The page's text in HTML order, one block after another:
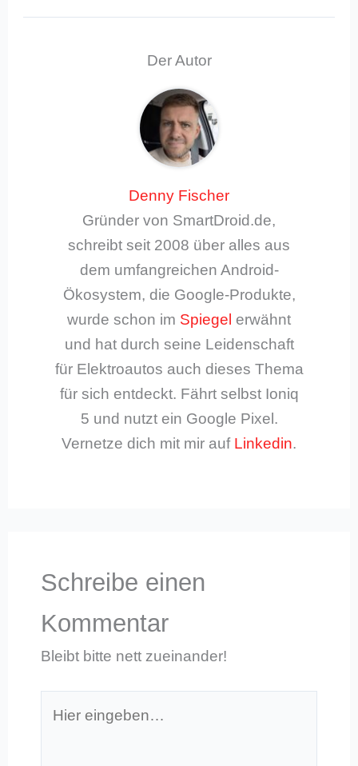
Der Autor
Denny Fischer
Gründer von SmartDroid.de,
schreibt seit 2008 über alles aus
dem umfangreichen Android-
Ökosystem, die Google-Produkte,
wurde schon im Spiegel erwähnt
und hat durch seine Leidenschaft
für Elektroautos auch dieses Thema
für sich entdeckt. Fährt selbst Ioniq
5 und nutzt ein Google Pixel.
Vernetze dich mit mir auf Linkedin.
Schreibe einen
Kommentar
Bleibt bitte nett zueinander!
eingeben…